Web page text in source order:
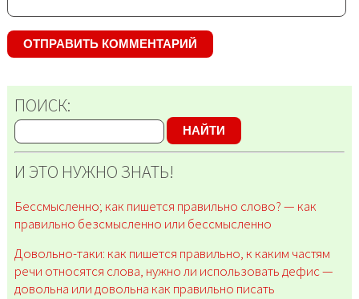
ПОИСК:
НАЙТИ
И ЭТО НУЖНО ЗНАТЬ!
Бессмысленно; как пишется правильно слово? — как
правильно безсмысленно или бессмысленно
Довольно-таки: как пишется правильно, к каким частям
речи относятся слова, нужно ли использовать дефис —
довольна или довольна как правильно писать